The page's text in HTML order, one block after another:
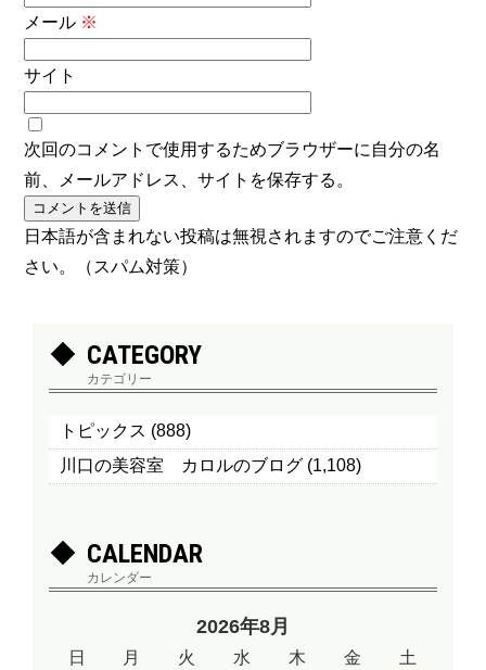
メール ※
サイト
次回のコメントで使用するためブラウザーに自分の名
前、メールアドレス、サイトを保存する。
日本語が含まれない投稿は無視されますのでご注意くだ
さい。（スパム対策）
CATEGORY
カテゴリー
トピックス (888)
川口の美容室 カロルのブログ (1,108)
CALENDAR
カレンダー
2026年8月
日 月 火 水 木 金
土